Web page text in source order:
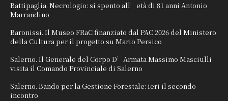
Battipaglia. Necrologio: si spento all’età di 81 anni Antonio
Marrandino
Baronissi. Il Museo FRaC finanziato dal PAC 2026 del Ministero
della Cultura per il progetto su Mario Persico
Salerno. Il Generale del Corpo D’Armata Massimo Masciulli
visita il Comando Provinciale di Salerno
Salerno. Bando per la Gestione Forestale: ieri il secondo
incontro